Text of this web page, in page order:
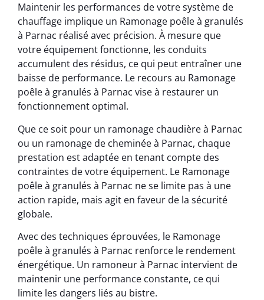
Maintenir les performances de votre système de
chauffage implique un Ramonage poêle à granulés
à Parnac réalisé avec précision. À mesure que
votre équipement fonctionne, les conduits
accumulent des résidus, ce qui peut entraîner une
baisse de performance. Le recours au Ramonage
poêle à granulés à Parnac vise à restaurer un
fonctionnement optimal.
Que ce soit pour un ramonage chaudière à Parnac
ou un ramonage de cheminée à Parnac, chaque
prestation est adaptée en tenant compte des
contraintes de votre équipement. Le Ramonage
poêle à granulés à Parnac ne se limite pas à une
action rapide, mais agit en faveur de la sécurité
globale.
Avec des techniques éprouvées, le Ramonage
poêle à granulés à Parnac renforce le rendement
énergétique. Un ramoneur à Parnac intervient de
maintenir une performance constante, ce qui
limite les dangers liés au bistre.